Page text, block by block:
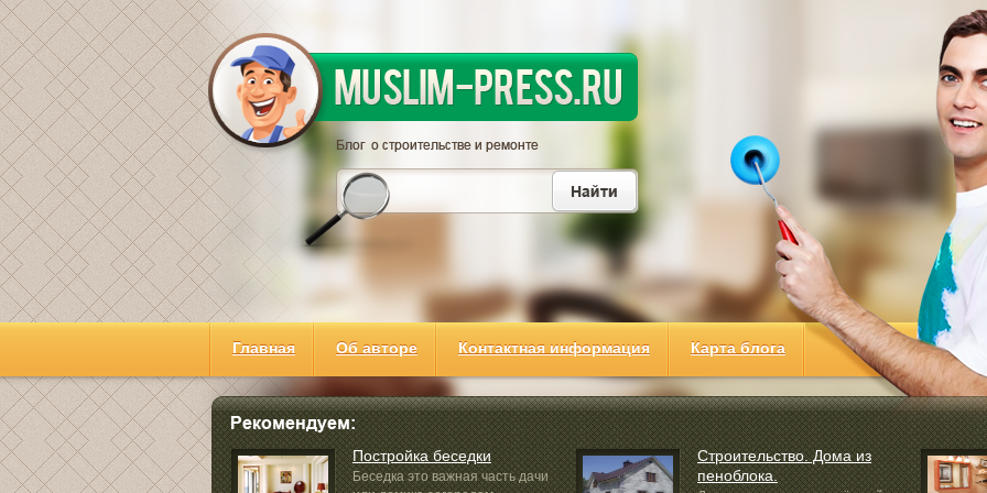
Главная Об авторе Контактная информация Карта блога
Постройка беседки
Беседка это важная часть дачи
Строительство. Дома из
пеноблока.